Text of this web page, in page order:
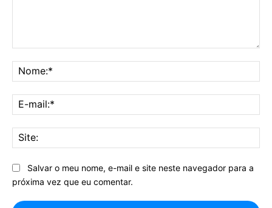
Salvar o meu nome, e-mail e site neste navegador para a
próxima vez que eu comentar.